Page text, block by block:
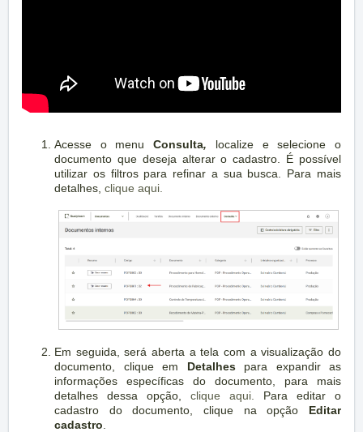
Acesse o menuConsulta, localize e selecione o
documento que deseja alterar o cadastro. É possível
utilizar os filtros para refinar a sua busca. Para mais
detalhes, clique aqui.
Em seguida, será aberta a tela com a visualização do
documento, clique em Detalhes para expandir as
informações específicas do documento, para mais
detalhes dessa opção, clique aqui.
Para editar o
cadastro do documento, clique na opção Editar
cadastro